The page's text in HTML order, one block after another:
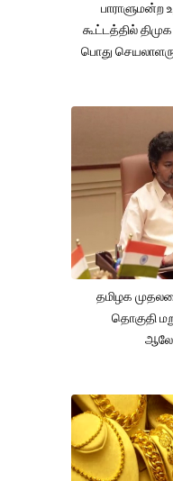
கூட்டத்தில்
பொது
தமிழக
தொகுதி